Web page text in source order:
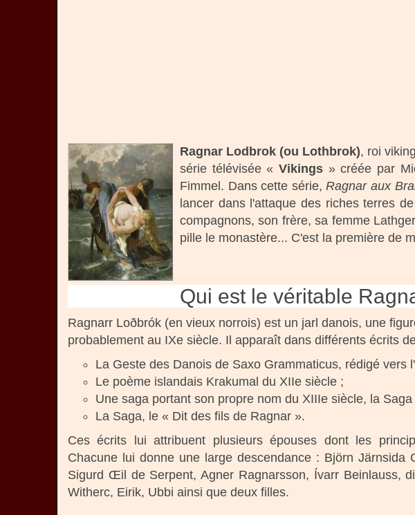
Ragnar Lodbrok (ou Lothbrok), roi
série télévisée «Vikings » créée par
Fimmel. Dans cette série,Ragnar aux
lancer dans l'attaque des riches terres
compagnons, son frère, sa femme
pille le monastère... C'est la première de
Qui est le véritable
Ragnarr Loðbrók (en vieux norrois) est un jarl danois, une
probablement au IXe siècle. Il apparaît dans différents écrits
La Geste des Danois de Saxo Grammaticus, rédigé vers
Le poème islandais Krakumal du XIIe siècle ;
Une saga portant son propre nom du XIIIe siècle, la
La Saga, le « Dit des fils de Ragnar ».
Ces écrits lui attribuent plusieurs épouses dont les
Chacune lui donne une large descendance : Björn Järnsida
Sigurd Œil de Serpent, Agner Ragnarsson, Ívarr Beinlauss,
Witherc, Eirik, Ubbi ainsi que deux filles.